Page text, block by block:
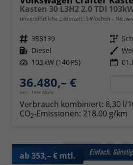
unverbindliche Lieferzeit: 5 Wochen
Fahrzeugnr. 358139 Getriebe
Kraftstoff Diesel Außenfarbe
Leistung 103 kW (140 PS)
36.480,– €
incl. 19% MwSt.
Verbrauch kombiniert: 8,30 l/
CO2-Emissionen: 218,00 g/km
ab 353,– € mtl.